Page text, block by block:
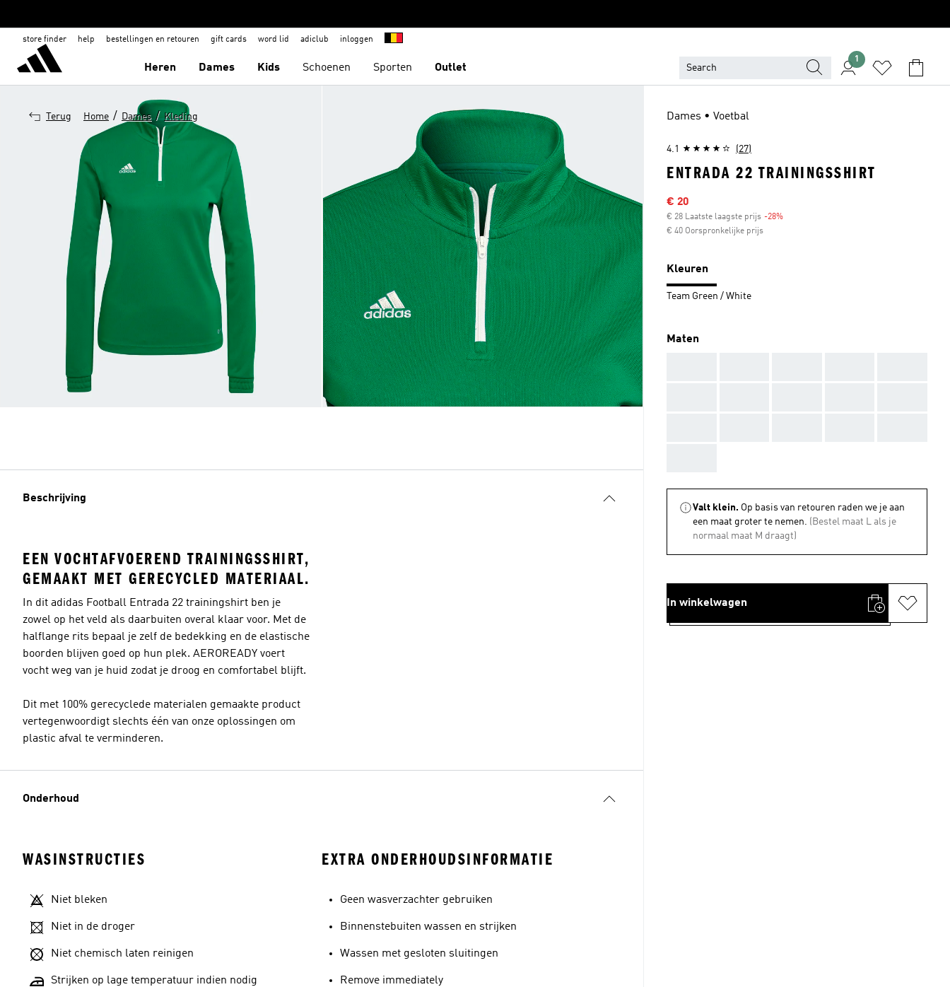
store finder help bestellingen en retouren gift cards word lid adiclub inloggen
Heren Dames Kids Schoenen Sporten Outlet
1
Terug Home / Dames / Kleding
Beschrijving
EEN VOCHTAFVOEREND TRAININGSSHIRT,
GEMAAKT MET GERECYCLED MATERIAAL.
In dit adidas Football Entrada 22 trainingshirt ben je
zowel op het veld als daarbuiten overal klaar voor. Met de
halflange rits bepaal je zelf de bedekking en de elastische
boorden blijven goed op hun plek. AEROREADY voert
vocht weg van je huid zodat je droog en comfortabel blijft.
Dit met 100% gerecyclede materialen gemaakte product
vertegenwoordigt slechts één van onze oplossingen om
plastic afval te verminderen.
Onderhoud
WASINSTRUCTIES
Niet bleken
Niet in de droger
Niet chemisch laten reinigen
Strijken op lage temperatuur indien nodig
EXTRA ONDERHOUDSINFORMATIE
Geen wasverzachter gebruiken
Binnenstebuiten wassen en strijken
Wassen met gesloten sluitingen
Remove immediately
Dames • Voetbal
4.1 (27)
ENTRADA 22 TRAININGSSHIRT
Sale price
€ 20
€ 28 Laatste laagste prijs -28%
€ 40 Oorspronkelijke prijs
Kleuren
Team Green / White
Maten
Valt klein. Op basis van retouren raden we je aan
een maat groter te nemen. (Bestel maat L als je
normaal maat M draagt)
In winkelwagen